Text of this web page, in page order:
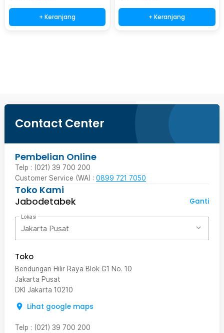
+ Keranjang + Keranjang
Contact Center
Pembelian Online
Telp : (021) 39 700 200
Customer Service (WA) : 0899 721 7050
Toko Kami
Jabodetabek
Ganti
Lokasi
Jakarta Pusat
Toko
Bendungan Hilir Raya Blok G1 No. 10
Jakarta Pusat
DKI Jakarta 10210
Lihat google maps
Telp : (021) 39 700 200